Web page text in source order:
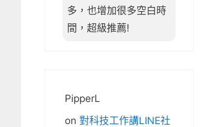
多，也增加很多空白時
間，超級推薦!
PipperL
on 對科技工作講LINE社